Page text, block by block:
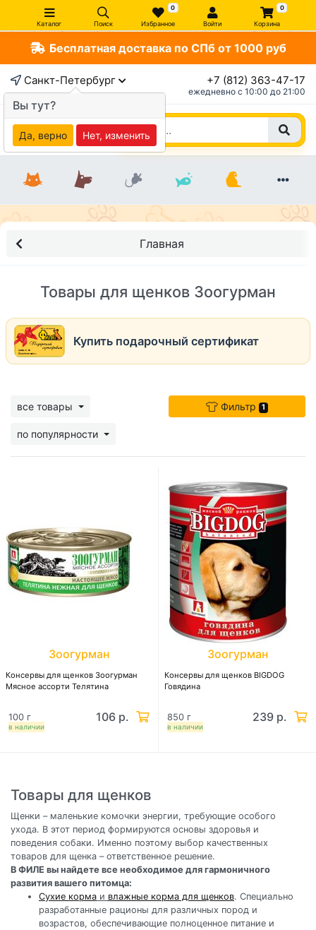
Каталог Поиск
0
Избранное Войти
0
Корзина
Бесплатная доставка по СПб от 1000 руб
Санкт-Петербург +7 (812) 363-47-17
ежедневно c 10:00 до 21:00
Главная
Товары для щенков Зоогурман
Купить подарочный сертификат
все товары
по популярности
Фильтр 1
Зоогурман
Консервы для щенков Зоогурман
Мясное ассорти Телятина
в наличии
100 г 106 р.
Зоогурман
Консервы для щенков BIGDOG
Говядина
в наличии
850 г 239 р.
Товары для щенков
Щенки – маленькие комочки энергии, требующие особого
ухода. В этот период формируются основы здоровья и
поведения собаки. Именно поэтому выбор качественных
товаров для щенка – ответственное решение.
В ФИЛЕ вы найдете все необходимое для гармоничного
развития вашего питомца:
Сухие корма и влажные корма для щенков. Специально
разработанные рационы для различных пород и
возрастов, обеспечивающие полноценное питание и
Вы тут?
Да, верно Нет, изменить